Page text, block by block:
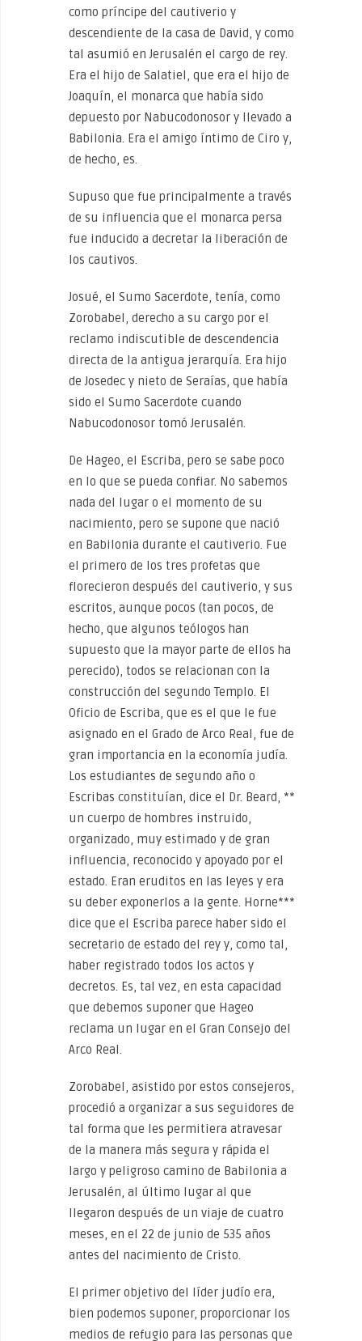
como príncipe del cautiverio y
descendiente de la casa de David, y como
tal asumió en Jerusalén el cargo de rey.
Era el hijo de Salatiel, que era el hijo de
Joaquín, el monarca que había sido
depuesto por Nabucodonosor y llevado a
Babilonia. Era el amigo íntimo de Ciro y,
de hecho, es.
Supuso que fue principalmente a través
de su influencia que el monarca persa
fue inducido a decretar la liberación de
los cautivos.
Josué, el Sumo Sacerdote, tenía, como
Zorobabel, derecho a su cargo por el
reclamo indiscutible de descendencia
directa de la antigua jerarquía. Era hijo
de Josedec y nieto de Seraías, que había
sido el Sumo Sacerdote cuando
Nabucodonosor tomó Jerusalén.
De Hageo, el Escriba, pero se sabe poco
en lo que se pueda confiar. No sabemos
nada del lugar o el momento de su
nacimiento, pero se supone que nació
en Babilonia durante el cautiverio. Fue
el primero de los tres profetas que
florecieron después del cautiverio, y sus
escritos, aunque pocos (tan pocos, de
hecho, que algunos teólogos han
supuesto que la mayor parte de ellos ha
perecido), todos se relacionan con la
construcción del segundo Templo. El
Oficio de Escriba, que es el que le fue
asignado en el Grado de Arco Real, fue de
gran importancia en la economía judía.
Los estudiantes de segundo año o
Escribas constituían, dice el Dr. Beard, **
un cuerpo de hombres instruido,
organizado, muy estimado y de gran
influencia, reconocido y apoyado por el
estado. Eran eruditos en las leyes y era
su deber exponerlos a la gente. Horne***
dice que el Escriba parece haber sido el
secretario de estado del rey y, como tal,
haber registrado todos los actos y
decretos. Es, tal vez, en esta capacidad
que debemos suponer que Hageo
reclama un lugar en el Gran Consejo del
Arco Real.
Zorobabel, asistido por estos consejeros,
procedió a organizar a sus seguidores de
tal forma que les permitiera atravesar
de la manera más segura y rápida el
largo y peligroso camino de Babilonia a
Jerusalén, al último lugar al que
llegaron después de un viaje de cuatro
meses, en el 22 de junio de 535 años
antes del nacimiento de Cristo.
El primer objetivo del líder judío era,
bien podemos suponer, proporcionar los
medios de refugio para las personas que